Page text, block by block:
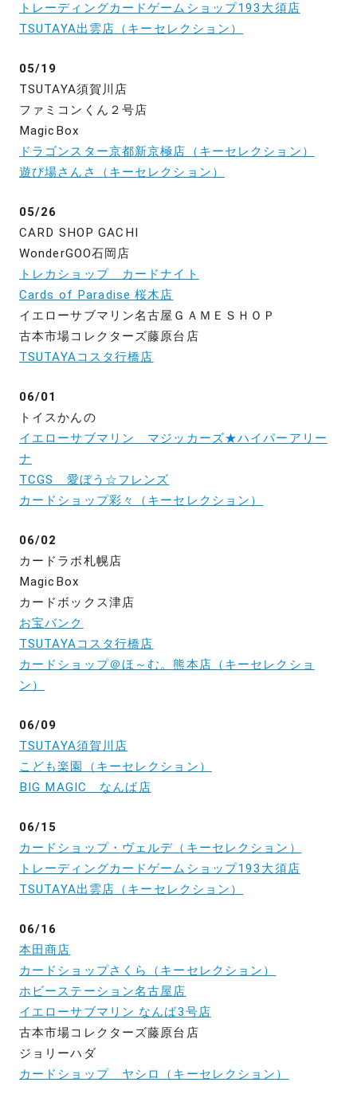
トレーディングカードゲームショップ193大須店
TSUTAYA出雲店（キーセレクション）
05/19
TSUTAYA須賀川店
ファミコンくん２号店
MagicBox
ドラゴンスター京都新京極店（キーセレクション）
遊び場さんさ（キーセレクション）
05/26
CARD SHOP GACHI
WonderGOO石岡店
トレカショップ カードナイト
Cards of Paradise 桜木店
イエローサブマリン名古屋ＧＡＭＥＳＨＯＰ
古本市場コレクターズ藤原台店
TSUTAYAコスタ行橋店
06/01
トイスかんの
イエローサブマリン マジッカーズ★ハイパーアリー
ナ
TCGS 愛ぼう☆フレンズ
カードショップ彩々（キーセレクション）
06/02
カードラボ札幌店
MagicBox
カードボックス津店
お宝バンク
TSUTAYAコスタ行橋店
カードショップ＠ほ～む。熊本店（キーセレクショ
ン）
06/09
TSUTAYA須賀川店
こども楽園（キーセレクション）
BIG MAGIC なんば店
06/15
カードショップ・ヴェルデ（キーセレクション）
トレーディングカードゲームショップ193大須店
TSUTAYA出雲店（キーセレクション）
06/16
本田商店
カードショップさくら（キーセレクション）
ホビーステーション名古屋店
イエローサブマリン なんば3号店
古本市場コレクターズ藤原台店
ジョリーハダ
カードショップ ヤシロ（キーセレクション）